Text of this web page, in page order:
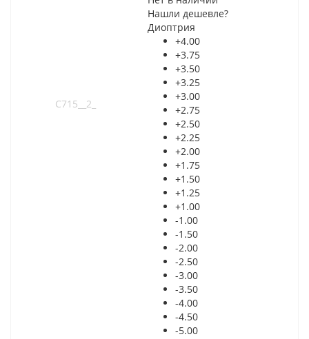
Нашли дешевле?
Диоптрия
+4.00
+3.75
+3.50
+3.25
+3.00
+2.75
+2.50
+2.25
+2.00
+1.75
+1.50
+1.25
+1.00
-1.00
-1.50
-2.00
-2.50
-3.00
-3.50
-4.00
-4.50
-5.00